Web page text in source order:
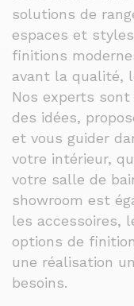
solutions de
espaces et
finitions
avant la qualité,
Nos experts
des idées,
et vous guider
votre intérieur,
votre salle de
showroom est
les accessoires,
options de
une réalisation
besoins.